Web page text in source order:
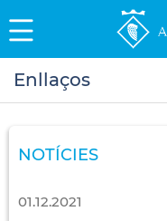
Enllaços
NOTÍCIES
01.12.2021